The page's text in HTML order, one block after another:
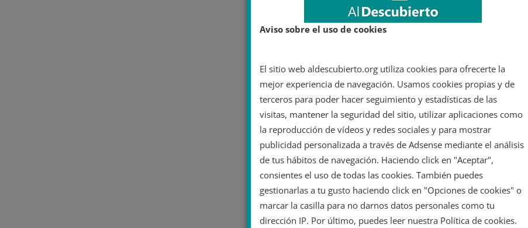
Aviso sobre el uso de cookies
El sitio web aldescubierto.org utiliza cookies para ofrecerte la
mejor experiencia de navegación. Usamos cookies propias y de
terceros para poder hacer seguimiento y estadísticas de las
visitas, mantener la seguridad del sitio, utilizar aplicaciones como
la reproducción de vídeos y redes sociales y para mostrar
publicidad personalizada a través de Adsense mediante el análisis
de tus hábitos de navegación. Haciendo click en "Aceptar",
consientes el uso de todas las cookies. También puedes
gestionarlas a tu gusto haciendo click en "Opciones de cookies" o
marcar la casilla para no darnos datos personales como tu
dirección IP. Por último, puedes leer nuestra Política de cookies.